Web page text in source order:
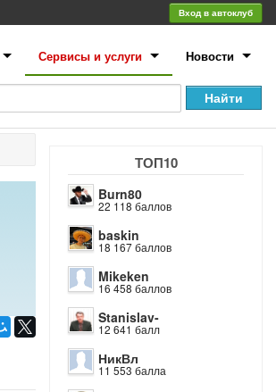
Вход в автоклуб
Сервисы и услуги Новости
ТОП10
Burn80
22 118 баллов
baskin
18 167 баллов
Mikeken
16 458 баллов
Stanislav-
12 641 балл
НикВл
11 553 балла